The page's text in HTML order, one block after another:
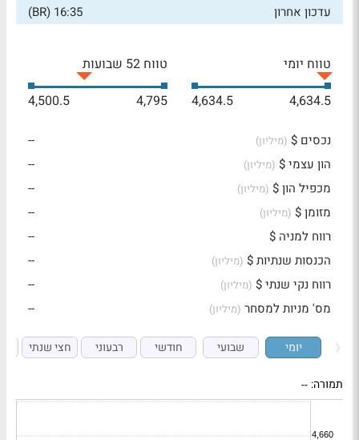
עדכון אחרון
16:35 (BR)
טווח יומי
4,634.5
4,634.5
טווח 52 שבועות
4,795
4,500.5
נכסים $ (מיליון)
--
הון עצמי $ (מיליון)
--
מכפיל הון $ (מיליון)
--
מזומן $ (מיליון)
--
רווח למניה $
--
הכנסות שנתיות $ (מיליון)
--
רווח נקי שנתי $ (מיליון)
--
מס' מניות למסחר (מיליון) --
יומי שבועי חודשי רבעוני חצי שנתי
תמורה: --